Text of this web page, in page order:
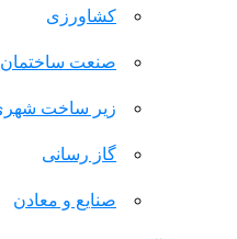
کشاورزی
صنعت ساختمان
زیر ساخت
گاز رسانی
صنایع و معادن